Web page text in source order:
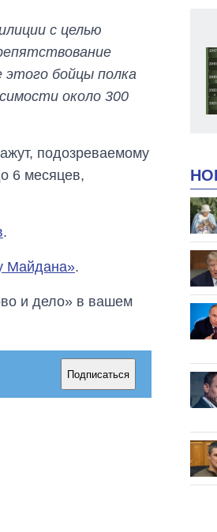
с целью
этого бойцы полка
около 300
подозреваемому
6 месяцев,
.
Майдана».
и дело» в вашем
Подписаться
Сколько
картофеля
выращивали в
Украине до и во